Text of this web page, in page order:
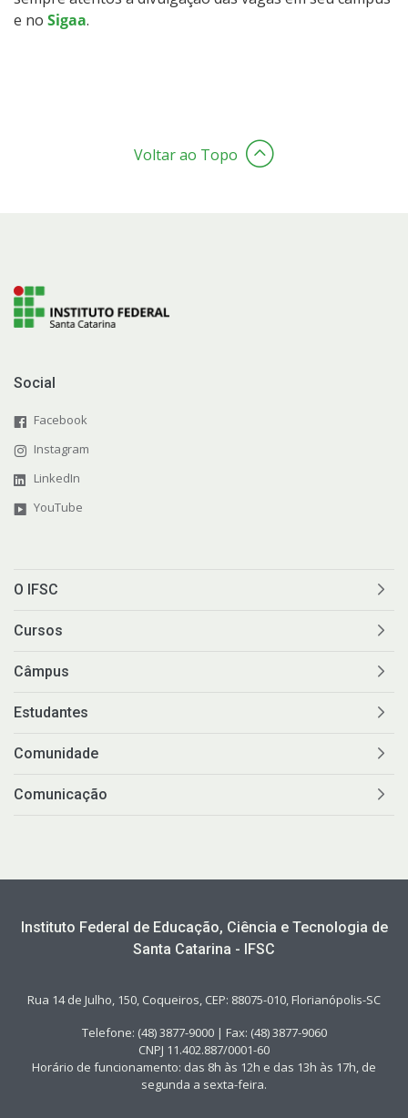
e no Sigaa.
Voltar ao Topo
Social
Facebook
Instagram
LinkedIn
YouTube
O IFSC
Cursos
Câmpus
Estudantes
Comunidade
Comunicação
Instituto Federal de Educação, Ciência e Tecnologia de
Santa Catarina - IFSC
Rua 14 de Julho, 150, Coqueiros, CEP: 88075-010, Florianópolis-SC
Telefone: (48) 3877-9000 | Fax: (48) 3877-9060
CNPJ 11.402.887/0001-60
Horário de funcionamento: das 8h às 12h e das 13h às 17h, de
segunda a sexta-feira.